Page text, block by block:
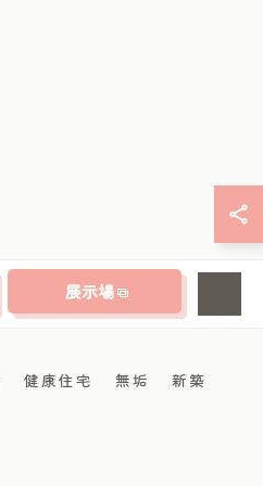
展示場
健康住宅 無垢
新築